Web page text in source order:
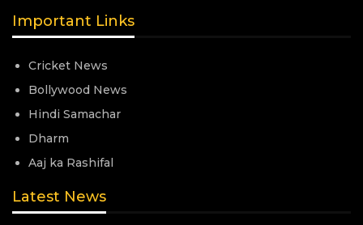
Important Links
Cricket News
Bollywood News
Hindi Samachar
Dharm
Aaj ka Rashifal
Latest News